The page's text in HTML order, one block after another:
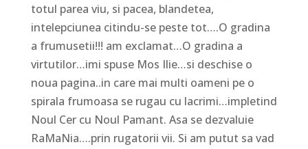
totul parea viu, si pacea, blandetea,
intelepciunea citindu-se peste tot….O gradina
a frumusetii!!! am exclamat…O gradina a
virtutilor…imi spuse Mos Ilie…si deschise o
noua pagina..in care mai multi oameni pe o
spirala frumoasa se rugau cu lacrimi…impletind
Noul Cer cu Noul Pamant. Asa se dezvaluie
RaMaNia….prin rugatorii vii. Si am putut sa vad